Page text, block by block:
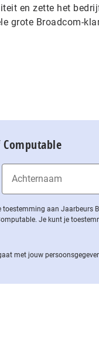
en zette het
grote Broadcom-
aan Jaarbeurs
Je kunt je
met jouw